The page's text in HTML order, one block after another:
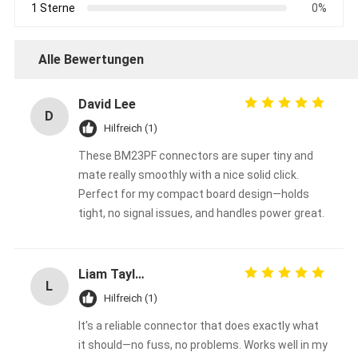
1 Sterne
0%
Alle Bewertungen
D
David Lee
Hilfreich (1)
These BM23PF connectors are super tiny and
mate really smoothly with a nice solid click.
Perfect for my compact board design—holds
tight, no signal issues, and handles power great.
L
Liam Taylor
Hilfreich (1)
It's a reliable connector that does exactly what
it should—no fuss, no problems. Works well in my